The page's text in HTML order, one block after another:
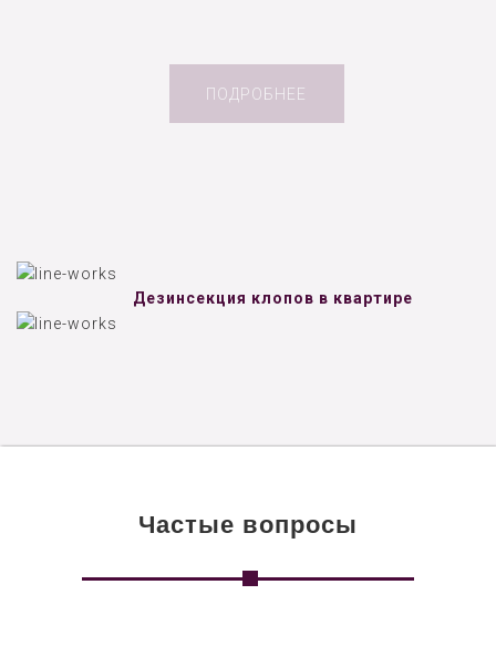
ПОДРОБНЕЕ
Дезинсекция клопов в квартире
Частые вопросы